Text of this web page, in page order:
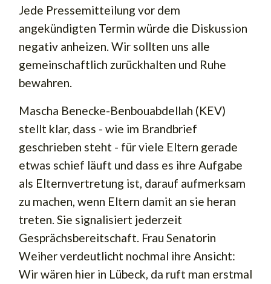
Jede Pressemitteilung vor dem
angekündigten Termin würde die Diskussion
negativ anheizen. Wir sollten uns alle
gemeinschaftlich zurückhalten und Ruhe
bewahren.
Mascha Benecke-Benbouabdellah (KEV)
stellt klar, dass - wie im Brandbrief
geschrieben steht - für viele Eltern gerade
etwas schief läuft und dass es ihre Aufgabe
als Elternvertretung ist, darauf aufmerksam
zu machen, wenn Eltern damit an sie heran
treten. Sie signalisiert jederzeit
Gesprächsbereitschaft. Frau Senatorin
Weiher verdeutlicht nochmal ihre Ansicht:
Wir wären hier in Lübeck, da ruft man erstmal